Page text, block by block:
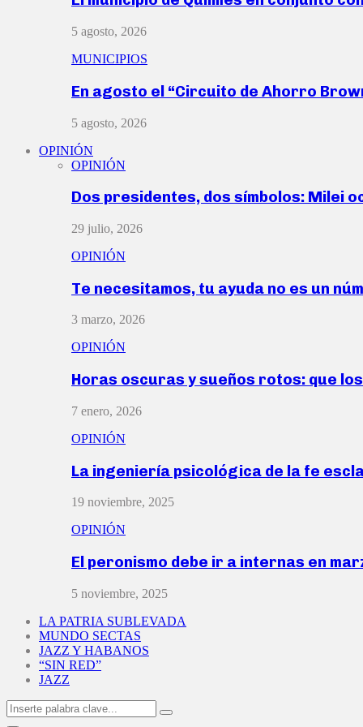
5 agosto, 2026
MUNICIPIOS
En agosto el “Circuito de Ahorro
5 agosto, 2026
OPINIÓN
OPINIÓN
Dos presidentes, dos símbolos: Milei
29 julio, 2026
OPINIÓN
Te necesitamos, tu ayuda no es un
3 marzo, 2026
OPINIÓN
Horas oscuras y sueños rotos: que
7 enero, 2026
OPINIÓN
La ingeniería psicológica de la fe
19 noviembre, 2025
OPINIÓN
El peronismo debe ir a internas en
5 noviembre, 2025
LA PATRIA SUBLEVADA
MUNDO SECTAS
JAZZ Y HABANOS
“SIN RED”
JAZZ
Search
for:
Search